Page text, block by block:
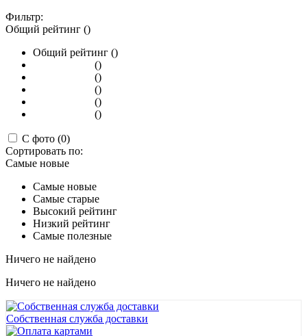
Фильтр:
Общий рейтинг ()
Общий рейтинг ()
()
()
()
()
()
С фото (0)
Сортировать по:
Самые новые
Самые новые
Самые старые
Высокий рейтинг
Низкий рейтинг
Самые полезные
Ничего не найдено
Ничего не найдено
Собственная служба доставки